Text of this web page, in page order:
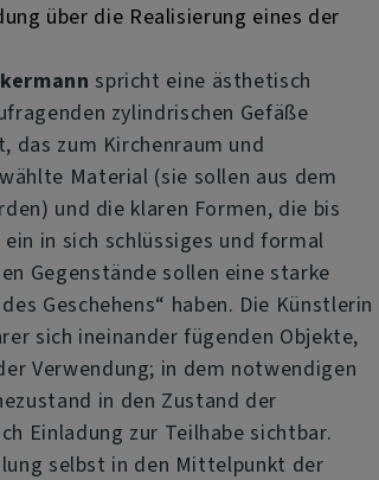
über die Realisierung eines der
spricht eine ästhetisch
zylindrischen Gefäße
das zum Kirchenraum und
Material (sie sollen aus dem
und die klaren Formen, die bis
in sich schlüssiges und formal
Gegenstände sollen eine starke
Geschehens“ haben. Die Künstlerin
sich ineinander fügenden Objekte,
Verwendung; in dem notwendigen
in den Zustand der
Einladung zur Teilhabe sichtbar.
selbst in den Mittelpunkt der